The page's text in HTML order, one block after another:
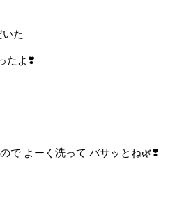
た
たよ❣️
で よーく洗って バサッとね🌿‬❣️